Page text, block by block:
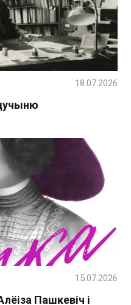
18.07.2026
Пашкевіч і
15.07.2026